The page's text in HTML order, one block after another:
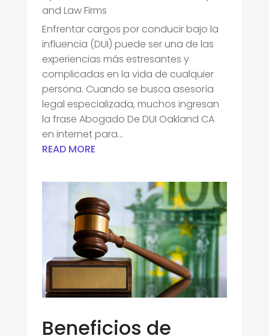
and Law Firms
Enfrentar cargos por conducir bajo la
influencia (DUI) puede ser una de las
experiencias más estresantes y
complicadas en la vida de cualquier
persona. Cuando se busca asesoría
legal especializada, muchos ingresan
la frase Abogado De DUI Oakland CA
en internet para...
READ MORE
Beneficios de